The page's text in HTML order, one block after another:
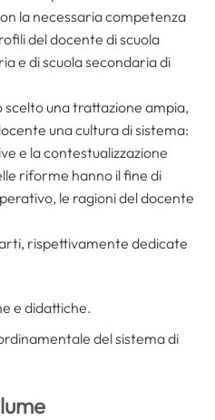
la necessaria competenza
del docente di scuola
e di scuola secondaria di
una trattazione ampia,
una cultura di sistema:
e la contestualizzazione
riforme hanno il fine di
le ragioni del docente
rispettivamente dedicate
e didattiche.
del sistema di